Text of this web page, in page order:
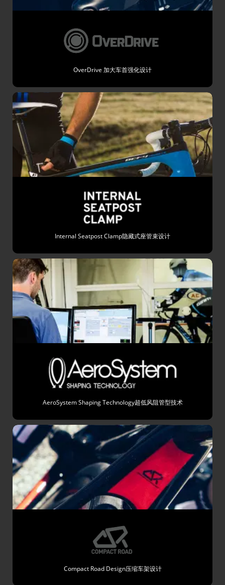
OverDrive 加大车首强化设计
Internal Seatpost Clamp隐藏式座管束设计
AeroSystem Shaping Technology超低风阻管型技术
Compact Road Design压缩车架设计